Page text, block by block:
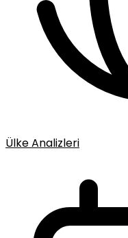
Ülke Analizleri